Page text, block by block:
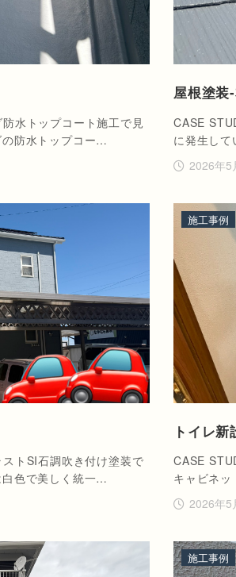
水トップコート施工で見
防水トップコー…
屋根塗装
CASE
に発生し
2026年5
トSI石調吹き付け塗装で
色で美しく統一…
トイレ
CASE
キャビネ
2026年5
施工事例
施工事例